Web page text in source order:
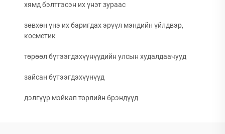
хямд бэлтгэсэн их үнэт зураас
зөвхөн үнэ их баригдах эрүүл мэндийн үйлдвэр,
косметик
төрөөл бүтээгдэхүүнүүдийн улсын худалдаачууд
зайсан бүтээгдэхүүнүүд
дэлгүүр мэйкап төрлийн брэндүүд